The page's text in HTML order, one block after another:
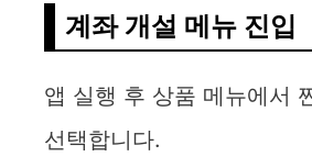
계좌 개설 메뉴 진입
앱 실행 후 상품 메뉴에서
선택합니다.